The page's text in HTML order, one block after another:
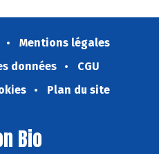
Mentions légales
données
CGU
Plan du site
Bio